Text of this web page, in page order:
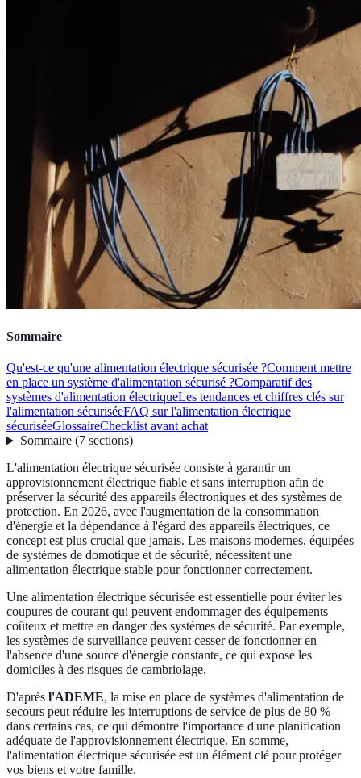
Sommaire
Qu'est-ce qu'une alimentation électrique sécurisée ?Comment mettre
en place un système d'alimentation sécurisé ?Comparatif des
systèmes d'alimentation électriqueLes tendances et chiffres clés sur
l'alimentation sécuriséeFAQ sur l'alimentation électrique
sécuriséeGlossaireChecklist avant achat
Sommaire(7 sections)
L'alimentation électrique sécurisée consiste à garantir un
approvisionnement électrique fiable et sans interruption afin de
préserver la sécurité des appareils électroniques et des systèmes de
protection. En 2026, avec l'augmentation de la consommation
d'énergie et la dépendance à l'égard des appareils électriques, ce
concept est plus crucial que jamais. Les maisons modernes, équipées
de systèmes de domotique et de sécurité, nécessitent une
alimentation électrique stable pour fonctionner correctement.
Une alimentation électrique sécurisée est essentielle pour éviter les
coupures de courant qui peuvent endommager des équipements
coûteux et mettre en danger des systèmes de sécurité. Par exemple,
les systèmes de surveillance peuvent cesser de fonctionner en
l'absence d'une source d'énergie constante, ce qui expose les
domiciles à des risques de cambriolage.
D'après l'ADEME, la mise en place de systèmes d'alimentation de
secours peut réduire les interruptions de service de plus de 80 %
dans certains cas, ce qui démontre l'importance d'une planification
adéquate de l'approvisionnement électrique. En somme,
l'alimentation électrique sécurisée est un élément clé pour protéger
vos biens et votre famille.